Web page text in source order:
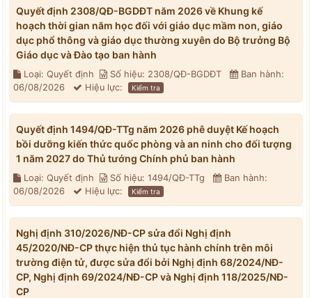
Quyết định 2308/QĐ-BGDĐT năm 2026 về Khung kế
hoạch thời gian năm học đối với giáo dục mầm non, giáo
dục phổ thông và giáo dục thường xuyên do Bộ trưởng Bộ
Giáo dục và Đào tạo ban hành
Loại: Quyết định Số hiệu: 2308/QĐ-BGDĐT
Ban hành:
06/08/2026
Hiệu lực: Kiểm tra
Quyết định 1494/QĐ-TTg năm 2026 phê duyệt Kế hoạch
bồi dưỡng kiến thức quốc phòng và an ninh cho đối tượng
1 năm 2027 do Thủ tướng Chính phủ ban hành
Loại: Quyết định Số hiệu: 1494/QĐ-TTg
Ban hành:
06/08/2026
Hiệu lực: Kiểm tra
Nghị định 310/2026/NĐ-CP sửa đổi Nghị định
45/2020/NĐ-CP thực hiện thủ tục hành chính trên môi
trường điện tử, được sửa đổi bởi Nghị định 68/2024/NĐ-
CP, Nghị định 69/2024/NĐ-CP và Nghị định 118/2025/NĐ-
CP